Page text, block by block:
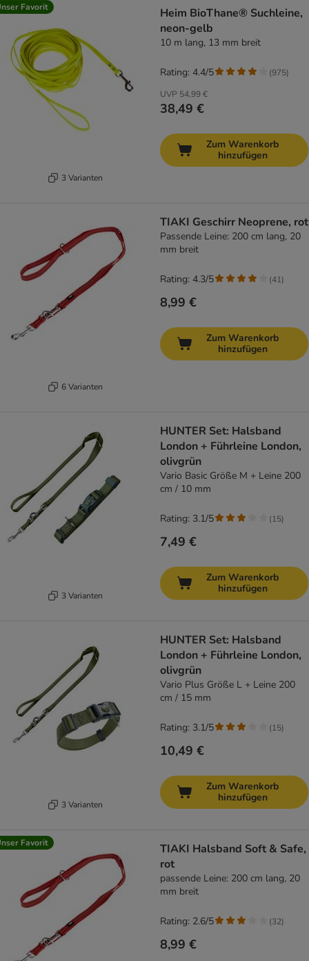
Favorit
3 Varianten
Heim BioThane® Suchleine,
neon-gelb
10 m lang, 13 mm breit
UVP 54,99 €
38,49 €
Rating: 4.4/5 (975)
Zum Warenkorb
hinzufügen
6 Varianten
TIAKI Geschirr Neoprene, rot
Passende Leine: 200 cm lang, 20
mm breit
8,99 €
Rating: 4.3/5 (41)
Zum Warenkorb
hinzufügen
3 Varianten
HUNTER Set: Halsband
London + Führleine London,
olivgrün
Vario Basic Größe M + Leine 200
cm / 10 mm
7,49 €
Rating: 3.1/5 (15)
Zum Warenkorb
hinzufügen
3 Varianten
HUNTER Set: Halsband
London + Führleine London,
olivgrün
Vario Plus Größe L + Leine 200
cm / 15 mm
10,49 €
Rating: 3.1/5 (15)
Zum Warenkorb
hinzufügen
Favorit
TIAKI Halsband Soft & Safe,
rot
passende Leine: 200 cm lang, 20
mm breit
8,99 €
Rating: 2.6/5 (32)